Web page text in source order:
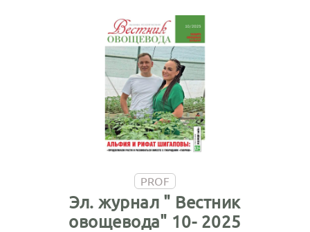
PROF
Эл. журнал " Вестник
овощевода" 10- 2025